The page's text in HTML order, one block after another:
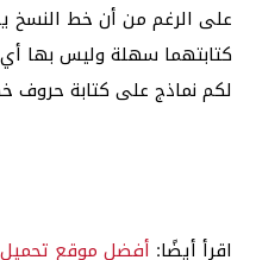
على الرغم من أن خط النسخ
كتابتهما سهلة وليس بها
لكم نماذج على كتابة حروف
اقرأ أيضًا: أفضل موقع تحميل